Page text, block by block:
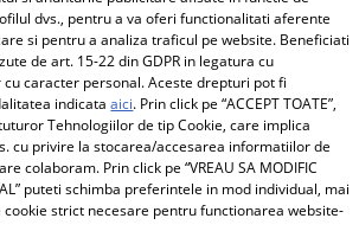
Femei
dvs., pentru a va oferi functionalitati aferente
si pentru a analiza traficul pe website. Beneficiati
de art. 15-22 din GDPR in legatura cu
caracter personal. Aceste drepturi pot fi
indicataaici. Prin click pe “ACCEPT TOATE”,
Tehnologiilor de tip Cookie, care implica
cu privire la stocarea/accesarea informatiilor de
colaboram. Prin click pe “VREAU SA MODIFIC
puteti schimba preferintele in mod individual, mai
cookie strict necesare pentru functionarea website-